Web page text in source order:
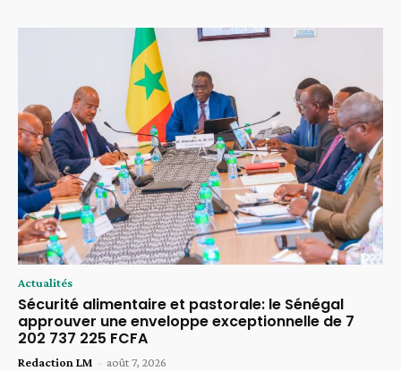
Actualités
Sécurité alimentaire et pastorale: le Sénégal
approuver une enveloppe exceptionnelle de 7
202 737 225 FCFA
Redaction LM - août 7, 2026